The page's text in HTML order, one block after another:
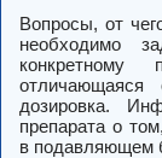
Вопросы, от
необходимо
конкретному
отличающаяся
дозировка.
препарата о
в подавляющем